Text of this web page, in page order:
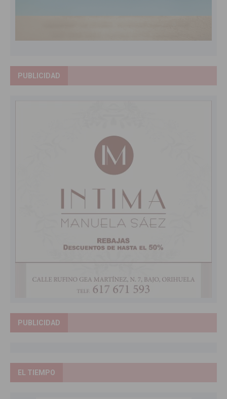
PUBLICIDAD
PUBLICIDAD
EL TIEMPO